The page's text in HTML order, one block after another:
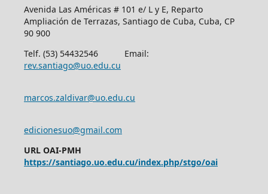
Avenida Las Américas # 101 e/ L y E, Reparto
Ampliación de Terrazas, Santiago de Cuba, Cuba, CP
90 900
Telf. (53) 54432546 Email:
rev.santiago@uo.edu.cu
marcos.zaldivar@uo.edu.cu
edicionesuo@gmail.com
URL OAI-PMH
https://santiago.uo.edu.cu/index.php/stgo/oai